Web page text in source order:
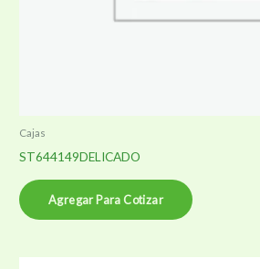
Cajas
ST644149DELICADO
Agregar Para Cotizar